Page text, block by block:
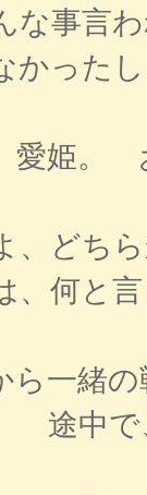
な事言
かった
愛姫。
、どち
何と言
ら一緒
途中で